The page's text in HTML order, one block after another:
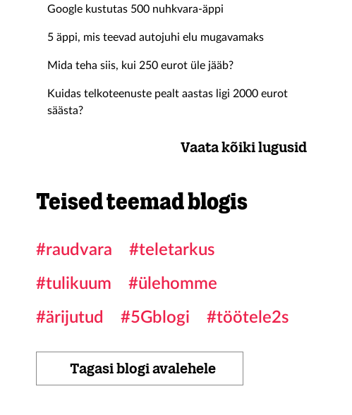
Google kustutas 500 nuhkvara-äppi
5 äppi, mis teevad autojuhi elu mugavamaks
Mida teha siis, kui 250 eurot üle jääb?
Kuidas telkoteenuste pealt aastas ligi 2000 eurot
säästa?
Vaata kõiki lugusid
Teised teemad blogis
#raudvara
#teletarkus
#tulikuum
#ülehomme
#ärijutud
#5Gblogi #töötele2s
Tagasi blogi avalehele